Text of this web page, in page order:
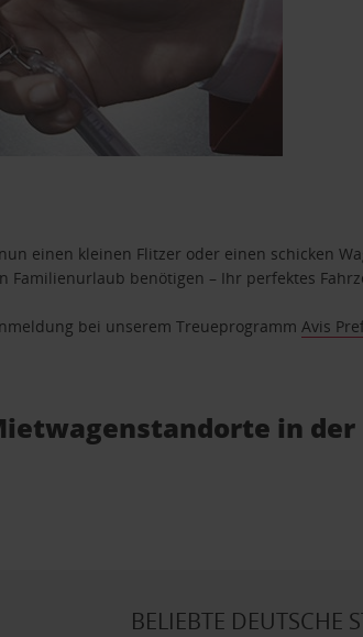
einen kleinen Flitzer oder einen schicken
benötigen – Ihr perfektes
bei unserem TreueprogrammAvis
in der
BELIEBTE DEUTSCHE